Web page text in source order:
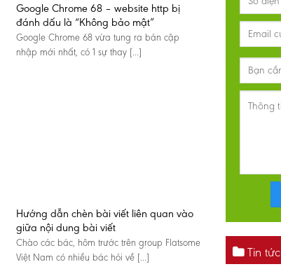
Google Chrome 68 – website http bị
đánh dấu là “Không bảo mật”
Google Chrome 68 vừa tung ra bản cập
nhập mới nhất, có 1 sự thay [...]
Hướng dẫn chèn bài viết liên quan vào
giữa nội dung bài viết
Chào các bác, hôm trước trên group Flatsome
Việt Nam có nhiều bác hỏi về [...]
Tin tức